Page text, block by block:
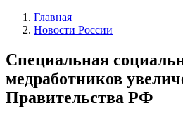
Главная
Новости России
Специальная
медработников
Правительства РФ